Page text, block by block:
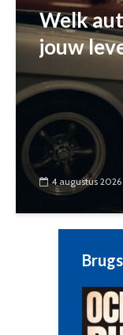
Welk
jouw
4 augustus 2026